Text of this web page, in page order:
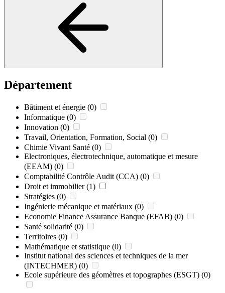
Département
Bâtiment et énergie (0)
Informatique (0)
Innovation (0)
Travail, Orientation, Formation, Social (0)
Chimie Vivant Santé (0)
Electroniques, électrotechnique, automatique et mesure
(EEAM) (0)
Comptabilité Contrôle Audit (CCA) (0)
Droit et immobilier (1)
Stratégies (0)
Ingénierie mécanique et matériaux (0)
Economie Finance Assurance Banque (EFAB) (0)
Santé solidarité (0)
Territoires (0)
Mathématique et statistique (0)
Institut national des sciences et techniques de la mer
(INTECHMER) (0)
Ecole supérieure des géomètres et topographes (ESGT) (0)